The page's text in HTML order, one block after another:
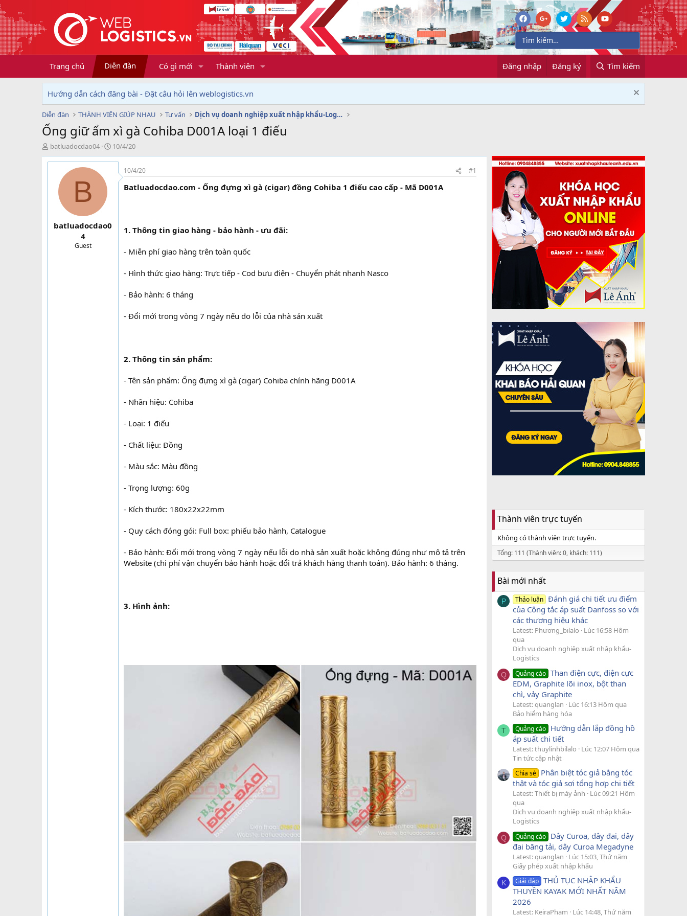
Trang chủ Diễn đàn Có gì mới Thành viên Đăng nhập Đăng ký Tìm kiếm
Hướng dẫn cách đăng bài - Đặt câu hỏi lên weblogistics.vn
Diễn đàn THÀNH VIÊN GIÚP NHAU Tư vấn Dịch vụ doanh nghiệp xuất nhập khẩu-Logistics
Ống giữ ẩm xì gà Cohiba D001A loại 1 điếu
T
h
r
batluadocdao04
N
g
à
10/4/20
B
batluadocdao0
4
Guest
10/4/20 #1
Batluadocdao.com - Ống đựng xì gà (cigar) đồng Cohiba 1 điếu cao cấp - Mã D001A
1. Thông tin giao hàng - bảo hành - ưu đãi:
- Miễn phí giao hàng trên toàn quốc
- Hình thức giao hàng: Trực tiếp - Cod bưu điện - Chuyển phát nhanh Nasco
- Bảo hành: 6 tháng
- Đổi mới trong vòng 7 ngày nếu do lỗi của nhà sản xuất
2. Thông tin sản phẩm:
- Tên sản phẩm: Ống đựng xì gà (cigar) Cohiba chính hãng D001A
- Nhãn hiệu: Cohiba
- Loại: 1 điếu
- Chất liệu: Đồng
- Màu sắc: Màu đồng
- Trọng lượng: 60g
- Kích thước: 180x22x22mm
- Quy cách đóng gói: Full box: phiếu bảo hành, Catalogue
- Bảo hành: Đổi mới trong vòng 7 ngày nếu lỗi do nhà sản xuất hoặc không đúng như mô tả trên
Website (chi phí vận chuyển bảo hành hoặc đổi trả khách hàng thanh toán). Bảo hành: 6 tháng.
3. Hình ảnh:
Thành viên trực tuyến
Không có thành viên trực tuyến.
Tổng: 111 (Thành viên: 0, khách: 111)
Bài mới nhất
P Thảo luận Đánh giá chi tiết ưu điểm
của Công tắc áp suất Danfoss so với
các thương hiệu khác
Latest: Phương_bilalo
Lúc 16:58 Hôm
qua
Dịch vụ doanh nghiệp xuất nhập khẩu-
Logistics
Q Quảng cáo Than điện cực, điện cực
EDM, Graphite lõi inox, bột than
chì, vảy Graphite
Latest: quanglan
Lúc 16:13 Hôm qua
Bảo hiểm hàng hóa
T Quảng cáo Hướng dẫn lắp đồng hồ
áp suất chi tiết
Latest: thuylinhbilalo
Lúc 12:07 Hôm qua
Tin tức cập nhật
Chia sẻ Phân biệt tóc giả bằng tóc
thật và tóc giả sợi tổng hợp chi tiết
Latest: Thiết bị máy ảnh
Lúc 09:21 Hôm
qua
Dịch vụ doanh nghiệp xuất nhập khẩu-
Logistics
Q Quảng cáo Dây Curoa, dây đai, dây
đai băng tải, dây Curoa Megadyne
Latest: quanglan
Lúc 15:03, Thứ năm
Giấy phép xuất nhập khẩu
K Giải đáp THỦ TỤC NHẬP KHẨU
THUYỀN KAYAK MỚI NHẤT NĂM
2026
Latest: KeiraPham Lúc 14:48, Thứ năm